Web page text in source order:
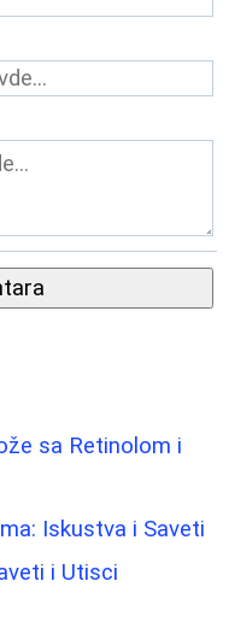
sa Retinolom i
Iskustva i Saveti
i Utisci